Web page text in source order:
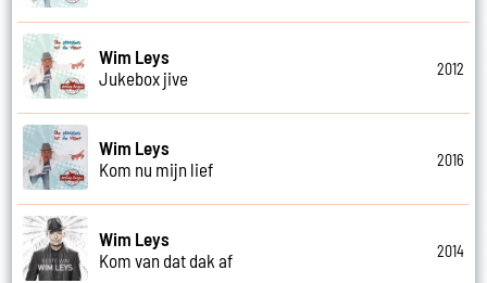
Wim Leys
Jukebox jive
2012
Wim Leys
Kom nu mijn lief
2016
Wim Leys
Kom van dat dak af
2014